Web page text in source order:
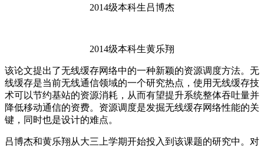
2014级本科生吕博杰
2014级本科生黄乐翔
该论文提出了无线缓存网络中的一种新颖的资源调度方法。无
线缓存是当前无线通信领域的一个研究热点，使用无线缓存技
术可以节约基站的资源消耗，从而有望提升系统整体吞吐量并
降低移动通信的资费。资源调度是发掘无线缓存网络性能的关
键，同时也是设计的难点。
吕博杰和黄乐翔从大三上学期开始投入到该课题的研究中。对